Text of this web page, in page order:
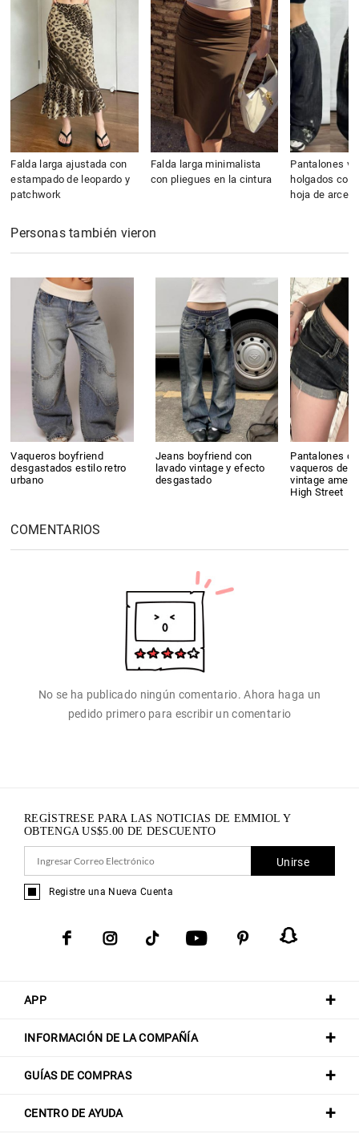
Falda larga ajustada con
estampado de leopardo y
patchwork
Falda larga minimalista
con pliegues en la cintura
Pantalones
holgados con
hoja de arce
Personas también vieron
Vaqueros boyfriend
desgastados estilo retro
urbano
Jeans boyfriend con
lavado vintage y efecto
desgastado
Pantalones
vaqueros de
vintage
High Street
COMENTARIOS
No se ha publicado ningún comentario. Ahora haga un
pedido primero para escribir un comentario
APP
INFORMACIÓN DE LA COMPAÑÍA
GUÍAS DE COMPRAS
CENTRO DE AYUDA
REGÍSTRESE PARA LAS NOTICIAS DE EMMIOL Y
OBTENGAUS$5.00 DE DESCUENTO
Unirse
Registre una Nueva Cuenta